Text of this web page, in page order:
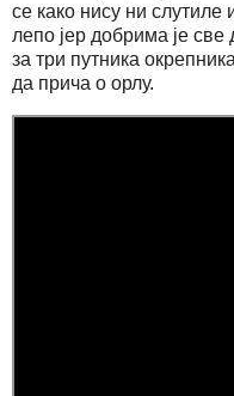
се како нису ни
лепо јер добрима је
за три путника
да прича о орлу.